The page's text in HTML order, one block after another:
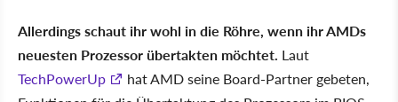
Allerdings schaut ihr wohl in die Röhre, wenn ihr AMDs
neuesten Prozessor übertakten möchtet. Laut
TechPowerUp
hat AMD seine Board-Partner gebeten,